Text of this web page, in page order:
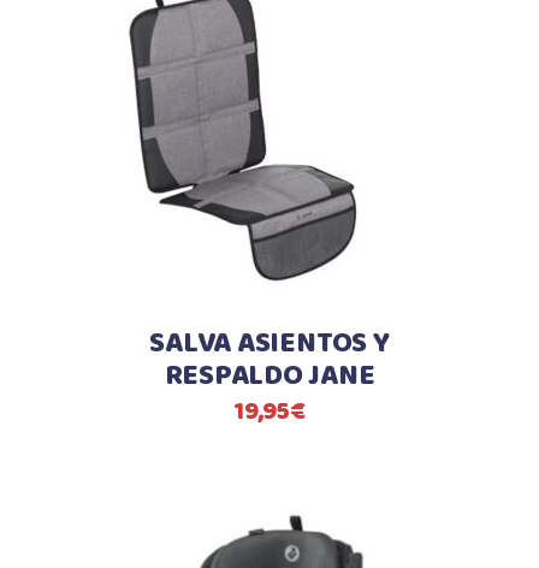
SALVA ASIENTOS Y
RESPALDO JANE
19,95€